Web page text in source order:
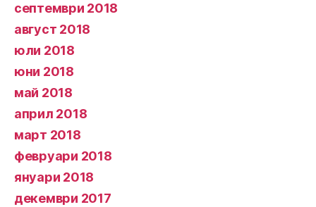
септември 2018
август 2018
юли 2018
юни 2018
май 2018
април 2018
март 2018
февруари 2018
януари 2018
декември 2017